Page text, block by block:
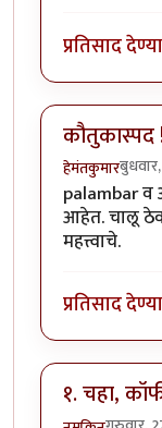
प्रतिसाद
कौतुकास्पद
हेमंतकुमार
palambar व
आहेत. चालू
महत्त्वाचे.
प्रतिसाद
१. चहा,